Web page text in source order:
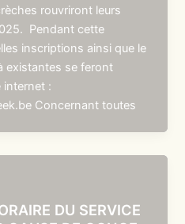
rouvriront leurs
Pendant cette
inscriptions ainsi que le
existantes se feront
internet :
Concernant toutes
DU SERVICE